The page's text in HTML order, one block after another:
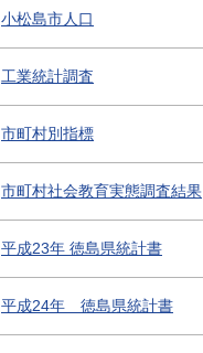
小松島市人口
工業統計調査
市町村別指標
市町村社会教育実態調査結果
平成23年 徳島県統計書
平成24年 徳島県統計書